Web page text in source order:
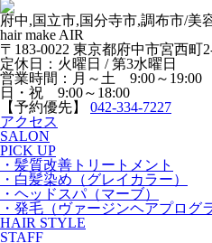
府中,国立市,国分寺市,調布市/美
hair make AIR
〒183-0022 東京都府中市宮西町
定休日：火曜日 / 第3水曜日
営業時間：月～土 9:00～19:00
日・祝 9:00～18:00
【予約優先】 042-334-7227
アクセス
SALON
PICK UP
・髪質改善トリートメント
・白髪染め（グレイカラー）
・ヘッドスパ（マーブ）
・発毛（ヴァージンヘアプログ
HAIR STYLE
STAFF